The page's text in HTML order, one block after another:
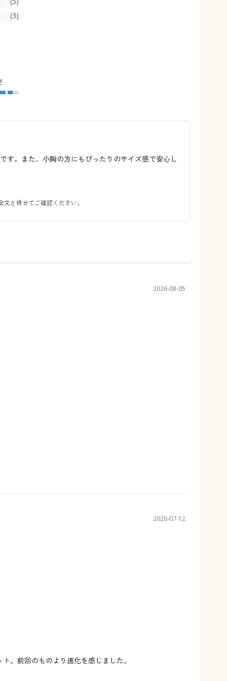
(3)
す。また、小胸の方にもぴったりのサイズ感で安心し
と併せてご確認ください。
2026-08-05
2026-07-12
。前回のものより進化を感じました。